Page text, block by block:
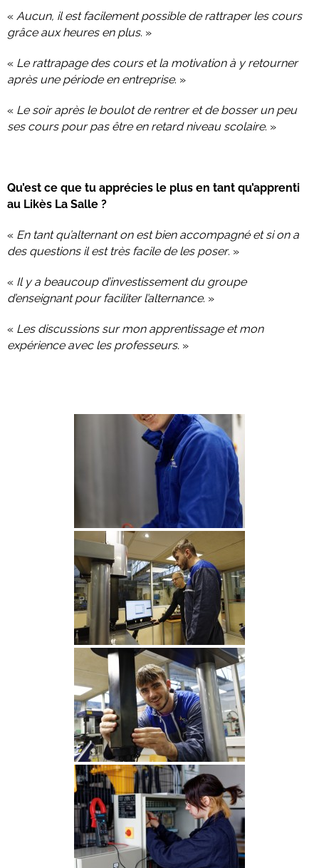
« Aucun, il est facilement possible de rattraper les cours
grâce aux heures en plus. »
« Le rattrapage des cours et la motivation à y retourner
après une période en entreprise. »
« Le soir après le boulot de rentrer et de bosser un peu
ses cours pour pas être en retard niveau scolaire. »
Qu’est ce que tu apprécies le plus en tant qu’apprenti
au Likès La Salle ?
« En tant qu’alternant on est bien accompagné et si on a
des questions il est très facile de les poser. »
« Il y a beaucoup d’investissement du groupe
d’enseignant pour faciliter l’alternance. »
« Les discussions sur mon apprentissage et mon
expérience avec les professeurs. »